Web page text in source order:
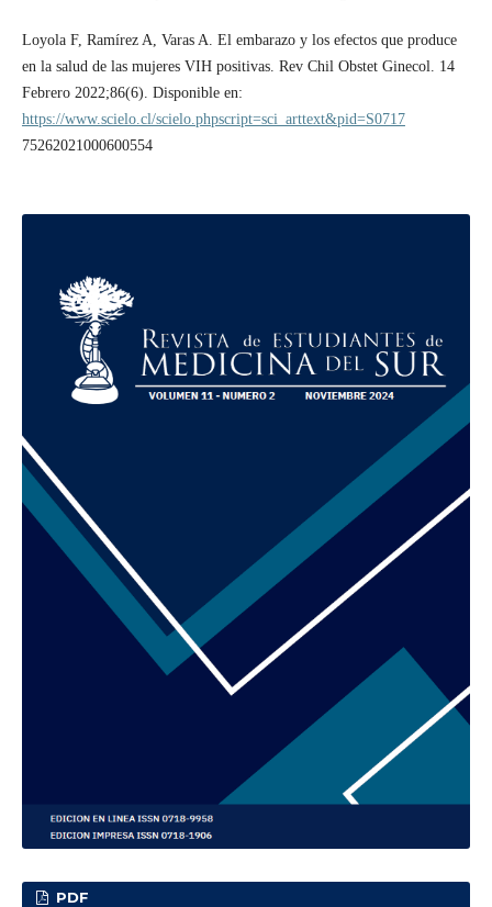
Loyola F, Ramírez A, Varas A. El embarazo y los efectos que produce
en la salud de las mujeres VIH positivas. Rev Chil Obstet Ginecol. 14
Febrero 2022;86(6). Disponible en:
https://www.scielo.cl/scielo.phpscript=sci_arttext&pid=S0717
75262021000600554
PDF